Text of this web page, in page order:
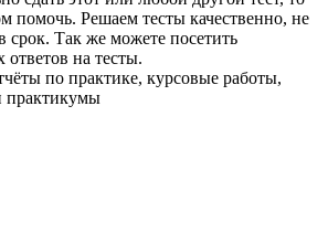
помочь. Решаем тесты качественно, не
срок. Так же можете посетить
на тесты.
по практике, курсовые работы,
практикумы